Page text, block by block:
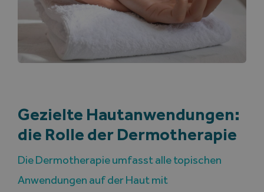
Gezielte Hautanwendungen:
die Rolle der Dermotherapie
Die Dermotherapie umfasst alle topischen
Anwendungen auf der Haut mit